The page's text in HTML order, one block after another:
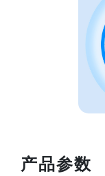
产品参数